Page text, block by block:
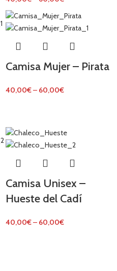
Camisa Mujer – Pirata
40,00€– 60,00€
Camisa Unisex –
Hueste del Cadí
40,00€– 60,00€